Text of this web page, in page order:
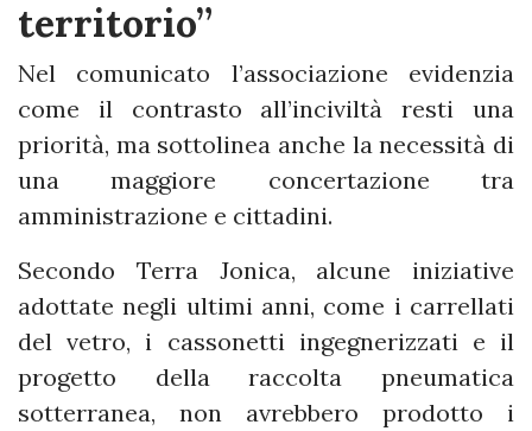
territorio”
Nel comunicato l’associazione evidenzia
come il contrasto all’inciviltà resti una
priorità, ma sottolinea anche la necessità di
una maggiore concertazione tra
amministrazione e cittadini.
Secondo Terra Jonica, alcune iniziative
adottate negli ultimi anni, come i carrellati
del vetro, i cassonetti ingegnerizzati e il
progetto della raccolta pneumatica
sotterranea, non avrebbero prodotto i